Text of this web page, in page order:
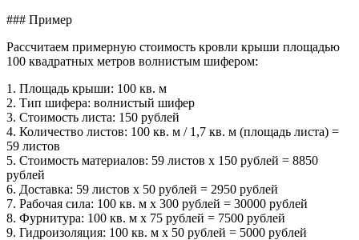
### Пример
Рассчитаем примерную стоимость кровли крыши площадью
100 квадратных метров волнистым шифером:
1. Площадь крыши: 100 кв. м
2. Тип шифера: волнистый шифер
3. Стоимость листа: 150 рублей
4. Количество листов: 100 кв. м / 1,7 кв. м (площадь листа) =
59 листов
5. Стоимость материалов: 59 листов x 150 рублей = 8850
рублей
6. Доставка: 59 листов x 50 рублей = 2950 рублей
7. Рабочая сила: 100 кв. м x 300 рублей = 30000 рублей
8. Фурнитура: 100 кв. м x 75 рублей = 7500 рублей
9. Гидроизоляция: 100 кв. м x 50 рублей = 5000 рублей